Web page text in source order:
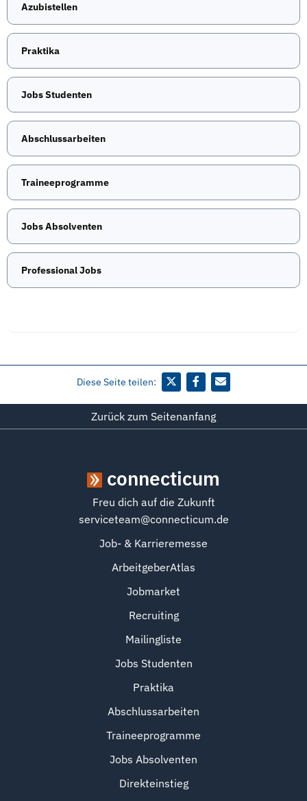
Azubistellen
Praktika
Jobs Studenten
Abschlussarbeiten
Traineeprogramme
Jobs Absolventen
Professional Jobs
Diese Seite teilen:
Zurück zum Seitenanfang
connecticum
Freu dich auf die Zukunft
serviceteam@connecticum.de
Job- & Karrieremesse
ArbeitgeberAtlas
Jobmarket
Recruiting
Mailingliste
Jobs Studenten
Praktika
Abschlussarbeiten
Traineeprogramme
Jobs Absolventen
Direkteinstieg